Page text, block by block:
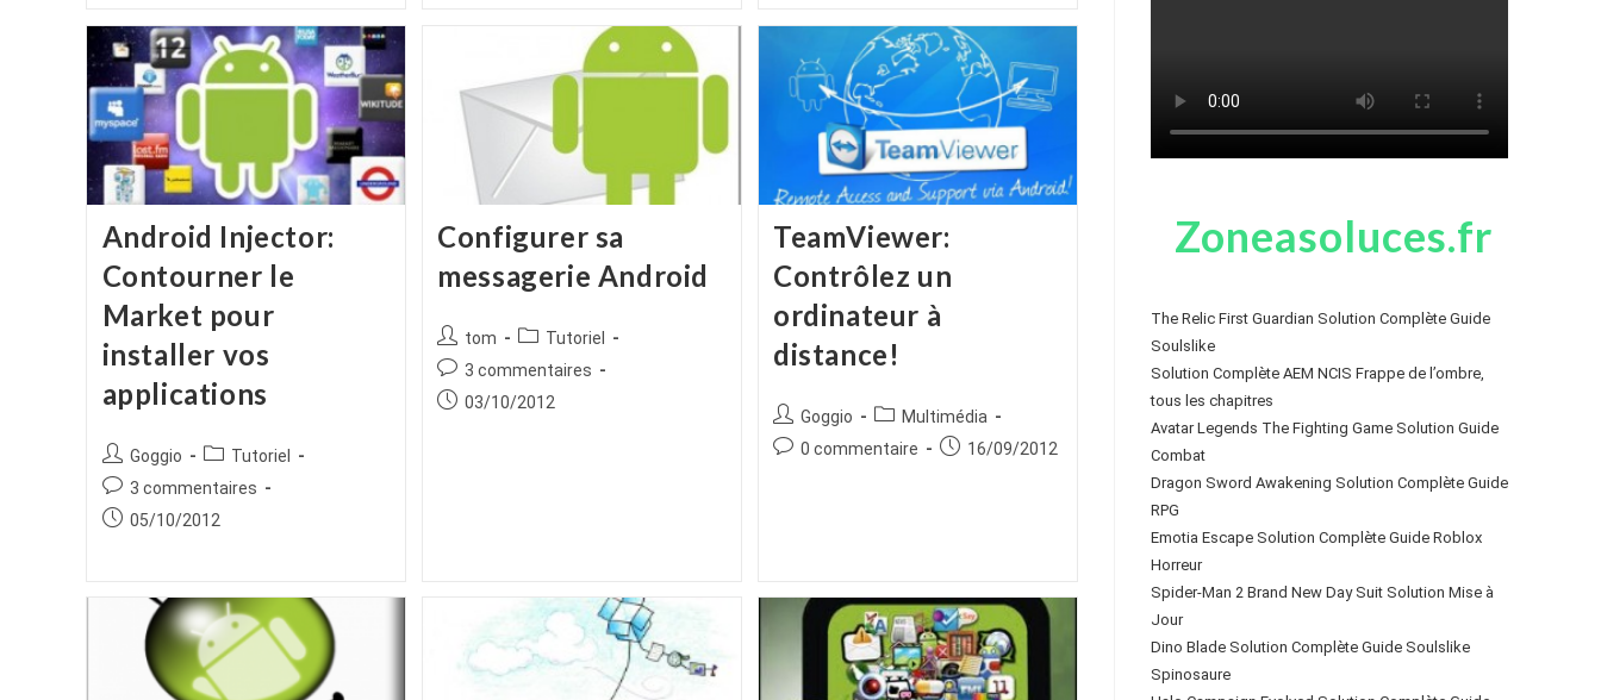
Android Injector:
Contourner le
Market pour
installer vos
applications
Auteur/autrice
de
la
publication :
Goggio
Post
category:
Tutoriel
Commentaires
de
3 commentaires
Publication
05/10/2012
Configurer sa
messagerie Android
Auteur/autrice
de
la
publication :
tom
Post
category:
Tutoriel
Commentaires
de
3 commentaires
Publication
03/10/2012
TeamViewer:
Contrôlez un
ordinateur à
distance!
Auteur/autrice
de
Goggio
Post
category:
Multimédia
Commentaires
0 commentaire
Publication
16/09/2012
Zoneasoluces.fr
The Relic First Guardian Solution Complète Guide
Soulslike
Solution Complète AEM NCIS Frappe de l’ombre,
tous les chapitres
Avatar Legends The Fighting Game Solution Guide
Combat
Dragon Sword Awakening Solution Complète Guide
RPG
Emotia Escape Solution Complète Guide Roblox
Horreur
Spider-Man 2 Brand New Day Suit Solution Mise à
Jour
Dino Blade Solution Complète Guide Soulslike
Spinosaure